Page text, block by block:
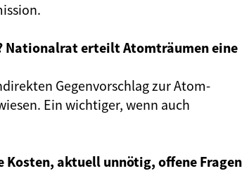
Nationalrat erteilt Atomträumen eine
Gegenvorschlag zur Atom-
Ein wichtiger, wenn auch
Kosten, aktuell unnötig, offene Fragen